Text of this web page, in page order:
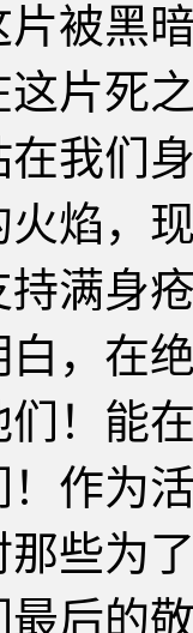
被黑
片死
我们
焰，
持满身
，在
！能
作为
那些为
后的